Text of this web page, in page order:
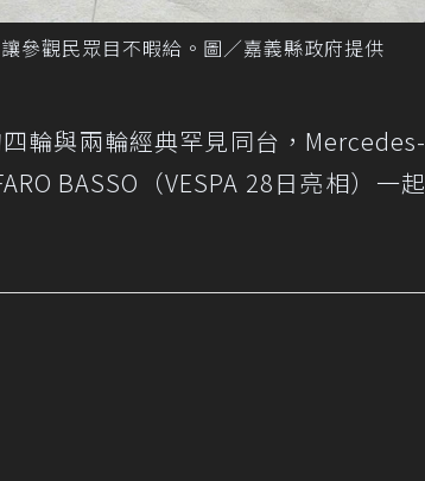
參觀民眾目不暇給。圖／嘉義縣政府提供
輪與兩輪經典罕見同台，Mercedes-
BASSO（VESPA 28日亮相）一起